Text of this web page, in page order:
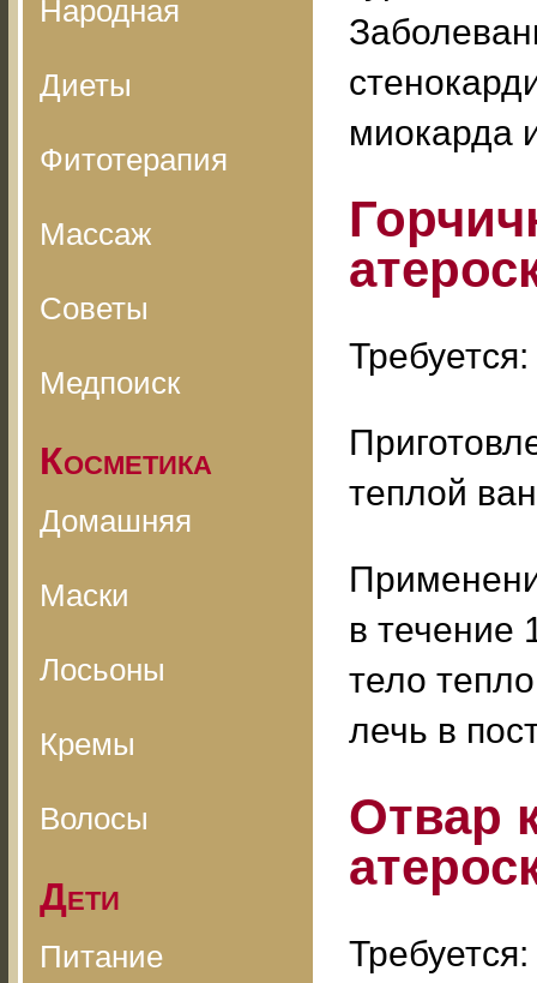
Народная
Диеты
Фитотерапия
Массаж
Советы
Медпоиск
Косметика
Домашняя
Маски
Лосьоны
Кремы
Волосы
Дети
Питание
миокарда
теплой
в течение
тело
лечь в
Отвар